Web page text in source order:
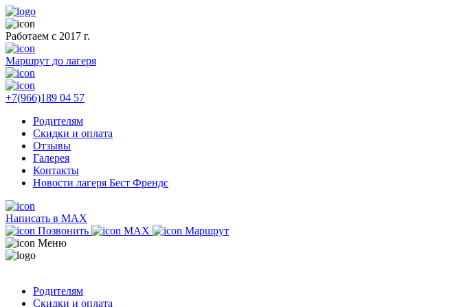
Работаем с 2017 г.
Маршрут до лагеря
+7(966)189 04 57
Родителям
Скидки и оплата
Отзывы
Галерея
Контакты
Новости лагеря Бест Френдс
Написать в MAX
Позвонить
MAX
Маршрут
Меню
Родителям
Скидки и оплата